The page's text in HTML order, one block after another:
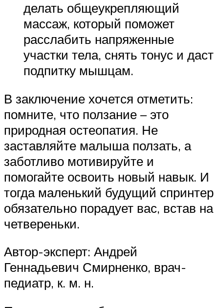
делать общеукрепляющий
массаж, который поможет
расслабить напряженные
участки тела, снять тонус и даст
подпитку мышцам.
В заключение хочется отметить:
помните, что ползание – это
природная остеопатия. Не
заставляйте малыша ползать, а
заботливо мотивируйте и
помогайте освоить новый навык. И
тогда маленький будущий спринтер
обязательно порадует вас, встав на
четвереньки.
Автор-эксперт: Андрей
Геннадьевич Смирненко, врач-
педиатр, к. м. н.